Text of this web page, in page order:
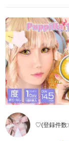
♡(登録件数: